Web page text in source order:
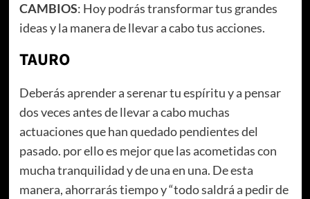
CAMBIOS: Hoy podrás transformar tus grandes
ideas y la manera de llevar a cabo tus acciones.
TAURO
Deberás aprender a serenar tu espíritu y a pensar
dos veces antes de llevar a cabo muchas
actuaciones que han quedado pendientes del
pasado. por ello es mejor que las acometidas con
mucha tranquilidad y de una en una. De esta
manera, ahorrarás tiempo y “todo saldrá a pedir de